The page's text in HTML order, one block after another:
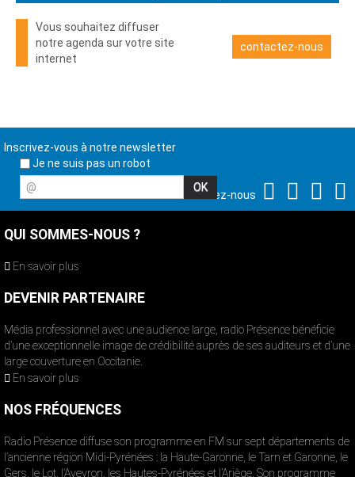
Vous souhaitez diffuser
notre agenda sur votre site
internet
contactez-nous
Inscrivez-vous à notre newsletter
Je ne suis pas un robot
@
Suivez-nous
QUI SOMMES-NOUS ?
En savoir plus
DEVENIR PARTENAIRE
Média professionnel avec une audience large, radio Présence bénéficie
d’une exceptionnelle image de crédibilité auprès de ses auditeurs et d’une
large couverture en Occitanie.
En savoir plus
NOS FRÉQUENCES
Radio Présence diffuse son programme en FM sur sept départements de
l’ancienne région Midi-Pyrénées : la Haute-Garonne, le Tarn et Garonne, le
Gers, le Lot, l’Aveyron, les Hautes-Pyrénées et l’Ariège. Son programme